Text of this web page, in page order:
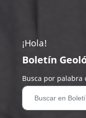
¡Hola!
Boletín
Busca por palabra